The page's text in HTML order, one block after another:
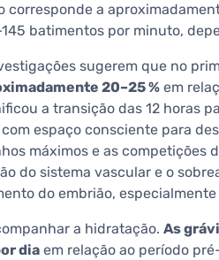
corresponde a
batimentos por minuto,
sugerem que no
20–25 % em
a transição das 12 horas
espaço consciente para
máximos e as competições
do sistema vascular e o
do embrião,
a hidratação. As
dia em relação ao período